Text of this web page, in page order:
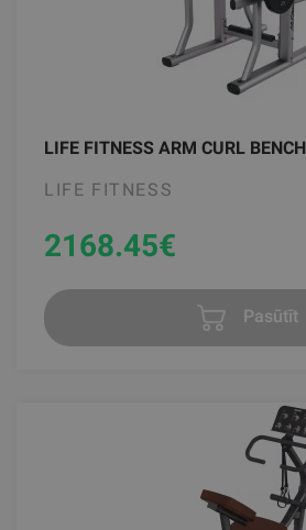
LIFE FITNESS ARM CURL BENCH
LIFE FITNESS
2168.45€
Pasūtīt